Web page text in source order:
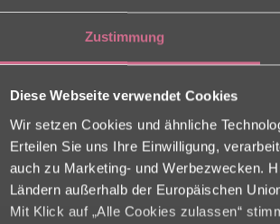
Zustimmung
Diese Webseite verwendet Cookies
Wir setzen Cookies und ähnliche
Erteilen Sie uns Ihre Einwilligung,
auch zu Marketing- und Werbezwecken.
Ländern außerhalb der Europäischen
Mit Klick auf „Alle Cookies zulassen“